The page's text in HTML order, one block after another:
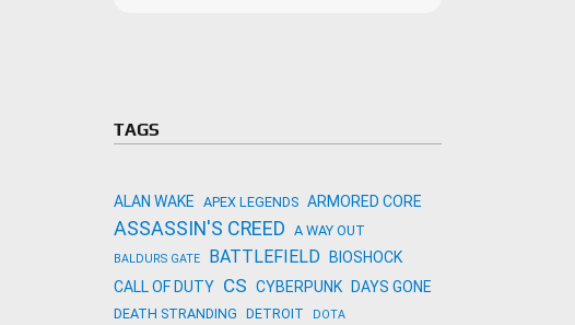
TAGS
ALAN WAKE APEX LEGENDS ARMORED CORE
ASSASSIN'S CREED A WAY OUT
BALDURS GATE BATTLEFIELD
BIOSHOCK
CALL OF DUTY CS CYBERPUNK DAYS GONE
DEATH STRANDING DETROIT DOTA